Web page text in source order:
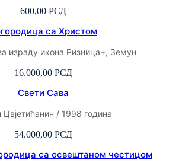
600,00 РСД
са Христом
израду икона Ризница+, Земун
16.000,00 РСД
Свети Сава
/ 1998 година
54.000,00 РСД
са освештаном честицом